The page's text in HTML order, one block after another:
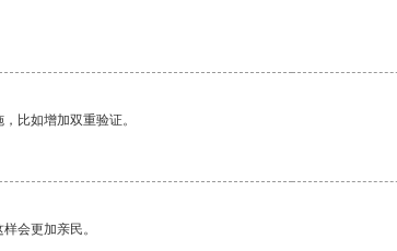
比如增加双重验证。
会更加亲民。